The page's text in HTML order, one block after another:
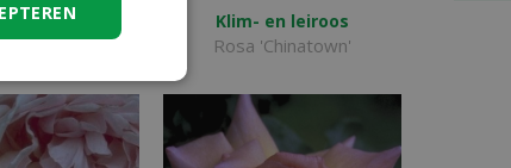
canina
Klim- en leiroos
Rosa 'Chinatown'